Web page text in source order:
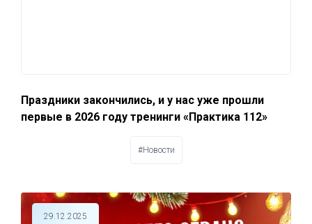
Праздники закончились, и у нас уже прошли
первые в 2026 году тренинги «Практика 112»
#Новости
29.12.2025